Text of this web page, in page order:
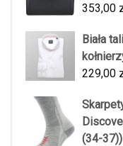
353,00
Biała
229,00
(34-37))